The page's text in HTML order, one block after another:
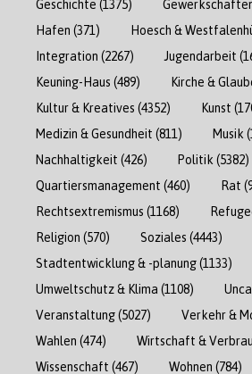
Geschichte (1375)
Hafen (371) Hoesch &
Integration (2267) Jugendarbeit
Keuning-Haus (489) Kirche &
Kultur & Kreatives (4352) Kunst
Medizin & Gesundheit (811) Musik
Nachhaltigkeit (426) Politik(5382)
Quartiersmanagement (460) Rat
Rechtsextremismus (1168)
Religion (570) Soziales (4443)
Stadtentwicklung & -planung(1133)
Umweltschutz & Klima (1108)
Veranstaltung(5027) Verkehr &
Wahlen (474) Wirtschaft &
Wissenschaft (467) Wohnen (784)